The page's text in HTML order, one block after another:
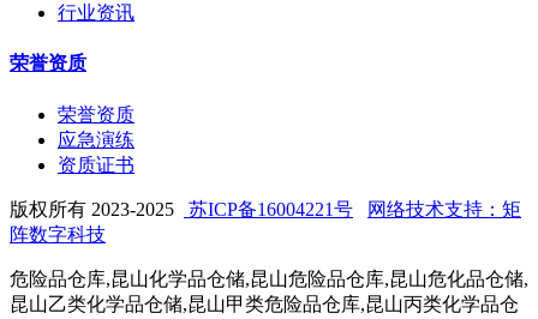
行业资讯
荣誉资质
荣誉资质
应急演练
资质证书
版权所有 2023-2025 苏ICP备16004221号
网络技术支持：矩
阵数字科技
危险品仓库,昆山化学品仓储,昆山危险品仓库,昆山危化品仓储,
昆山乙类化学品仓储,昆山甲类危险品仓库,昆山丙类化学品仓